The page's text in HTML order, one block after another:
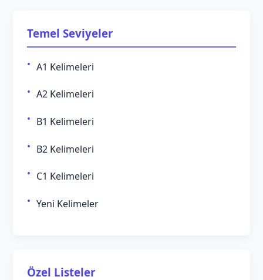
Temel Seviyeler
A1 Kelimeleri
A2 Kelimeleri
B1 Kelimeleri
B2 Kelimeleri
C1 Kelimeleri
Yeni Kelimeler
Özel Listeler